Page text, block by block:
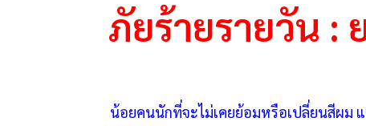
ภัยร้ายรายวัน :
น้อยคนนักที่จะไม่เคยย้อมหรือเปลี่ยนสีผม